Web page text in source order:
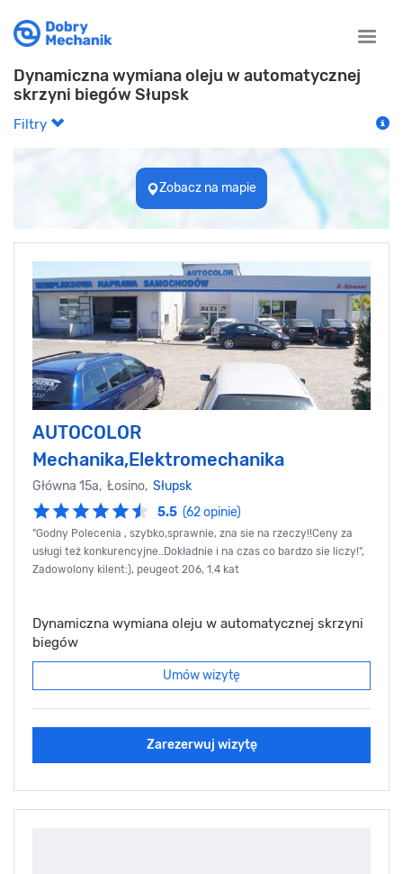
Toggle
Dynamiczna wymiana oleju w automatycznej
skrzyni biegów Słupsk
Filtry
Zobacz na mapie
AUTOCOLOR
Mechanika,Elektromechanika
Główna 15a, Łosino, Słupsk
5.5 (62 opinie)
"Godny Polecenia , szybko,sprawnie, zna sie na rzeczy!!Ceny za
usługi też konkurencyjne..Dokładnie i na czas co bardzo sie liczy!",
Zadowolony kilent:), peugeot 206, 1.4 kat
Dynamiczna wymiana oleju w automatycznej skrzyni
biegów
Umów wizytę
Zarezerwuj wizytę